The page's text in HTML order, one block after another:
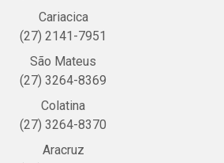
Cariacica
(27) 2141-7951
São Mateus
(27) 3264-8369
Colatina
(27) 3264-8370
Aracruz